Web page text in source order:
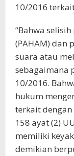
10/2016
“Bahwa
(PAHAM) dan
suara atau
sebagaimana
10/2016.
hukum
terkait dengan
158 ayat (2)
memiliki
demikian